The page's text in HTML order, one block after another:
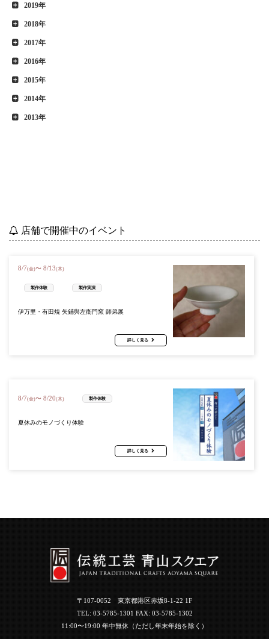
2019年
2018年
2017年
2016年
2015年
2014年
2013年
店舗で開催中のイベント
8/7(金)〜 8/13(木)
製作体験 製作実演
伊万里・有田焼 矢鋪與左衛門窯 師弟展
詳しく見る
8/7(金)〜 8/20(木) 製作体験
夏休みのモノづくり体験
詳しく見る
〒107-0052 東京都港区赤坂8-1-22 1F
TEL: 03-5785-1301 FAX: 03-5785-1302
11:00〜19:00 年中無休（ただし年末年始を除く）